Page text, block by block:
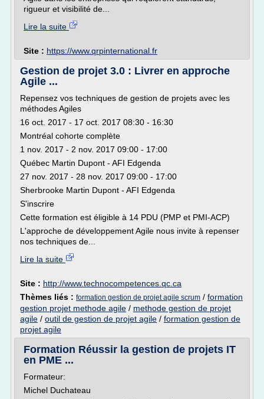
rigueur et visibilité de...
Lire la suite
Site : https://www.qrpinternational.fr
Gestion de projet 3.0 : Livrer en approche
Agile ...
Repensez vos techniques de gestion de projets avec les
méthodes Agiles
16 oct. 2017 - 17 oct. 2017 08:30 - 16:30
Montréal cohorte complète
1 nov. 2017 - 2 nov. 2017 09:00 - 17:00
Québec Martin Dupont - AFI Edgenda
27 nov. 2017 - 28 nov. 2017 09:00 - 17:00
Sherbrooke Martin Dupont - AFI Edgenda
S'inscrire
Cette formation est éligible à 14 PDU (PMP et PMI-ACP)
L'approche de développement Agile nous invite à repenser
nos techniques de...
Lire la suite
Site : http://www.technocompetences.qc.ca
Thèmes liés : formation gestion de projet agile scrum / formation
gestion projet methode agile / methode gestion de projet
agile / outil de gestion de projet agile / formation gestion de
projet agile
Formation Réussir la gestion de projets IT
en PME ...
Formateur:
Michel Duchateau